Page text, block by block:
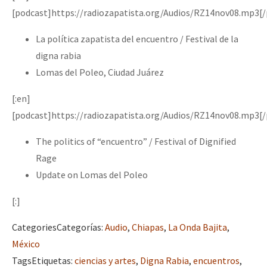
Mundo
La Sexta
AutonomÍa y Resistencia
Megaproyectos
Migración
Presos
MULTIMEDIA
Audio
Dia 1: Encontro “Guerra contra a Humanidade”
[CDMX – 20 julio] Jornadas globales por la libertad de Jesús
“Sonhando a Terra do Bem Virá” se publica no Estado Espanhol
Se o México sabe, que o mundo saiba! Nossas lutas pela
[podcast]https://radiozapatista.org/Audios/
La política zapatista del encuentro / Festival de la
digna rabia
Lomas del Poleo, Ciudad Juárez
[:en]
[podcast]https://radiozapatista.org/Audios/
The politics of “encuentro” / Festival of Dignified
Rage
Update on Lomas del Poleo
[:]
CategoriesCategorías: Audio, Chiapas, La Onda Bajita,
México
TagsEtiquetas: ciencias y artes, Digna Rabia, encuentros,